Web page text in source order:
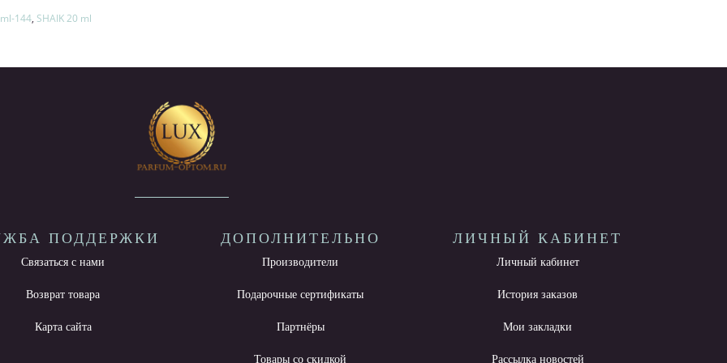
144, SHAIK 20 ml
ПОДДЕРЖКИ
Связаться с нами
Возврат товара
Карта сайта
ДОПОЛНИТЕЛЬНО
Производители
Подарочные сертификаты
Партнёры
Товары со скидкой
ЛИЧНЫЙ КАБИНЕТ
Личный кабинет
История заказов
Мои закладки
Рассылка новостей